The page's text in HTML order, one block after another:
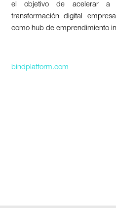
el objetivo de acelerar a
transformación digital
como hub de emprendimiento
bindplatform.com